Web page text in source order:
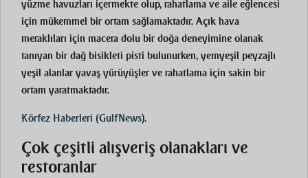
yüzme havuzları içermekte olup, rahatlama ve aile eğlencesi
için mükemmel bir ortam sağlamaktadır. Açık hava
meraklıları için macera dolu bir doğa deneyimine olanak
tanıyan bir dağ bisikleti pisti bulunurken, yemyeşil peyzajlı
yeşil alanlar yavaş yürüyüşler ve rahatlama için sakin bir
ortam yaratmaktadır.
Körfez Haberleri (GulfNews).
Çok çeşitli alışveriş olanakları ve
restoranlar